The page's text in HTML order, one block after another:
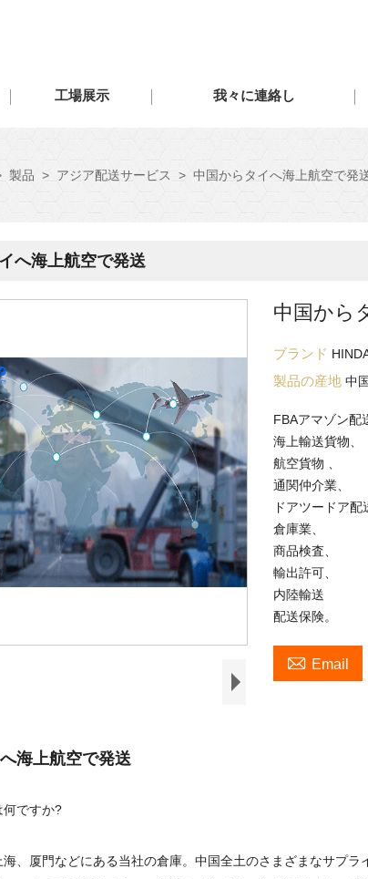
工場展示 我々に連絡し
製品 > アジア配送サービス > 中国からタイへ海上航空で発
へ海上航空で発送
中国から
ブランド
製品の産地中国
FBAアマゾン配
海上輸送貨物、
航空貨物 、
通関仲介業、
ドアツードア配
倉庫業、
商品検査、
輸出許可、
内陸輸送
配送保険。
 Email
海上航空で発送
何ですか?
、厦門などにある当社の倉庫。中国全土のさまざまなサプ